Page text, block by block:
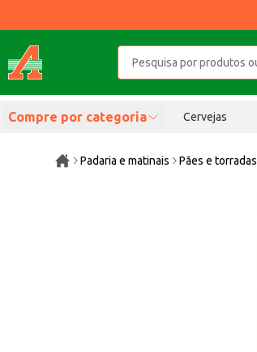
Compre por categoria Cervejas
Padaria e matinais Pães e torradas